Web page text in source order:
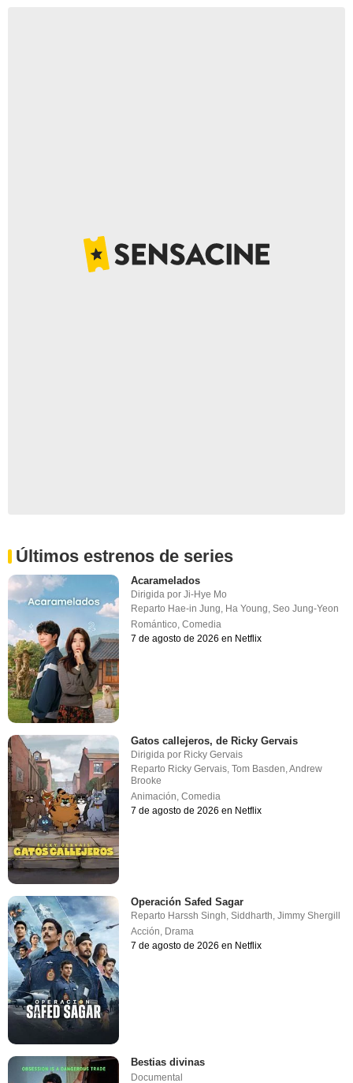
Últimos estrenos de series
Acaramelados
Dirigida porJi-Hye Mo
Reparto Hae-in Jung, Ha Young,Seo Jung-Yeon
Romántico,Comedia
7 de agosto de 2026 en Netflix
Gatos callejeros, de Ricky Gervais
Dirigida por Ricky Gervais
Reparto Ricky Gervais,Tom Basden,Andrew
Brooke
Animación,Comedia
7 de agosto de 2026 en Netflix
Operación Safed Sagar
Reparto Harssh Singh ,Siddharth ,Jimmy Shergill
Acción Drama
7 de agosto de 2026 en Netflix
Bestias divinas
Documental